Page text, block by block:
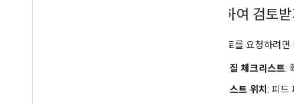
제출하여 검토받
피드 검토를 요청하려
품질 체크리스트:
호스트 위치 : 피드